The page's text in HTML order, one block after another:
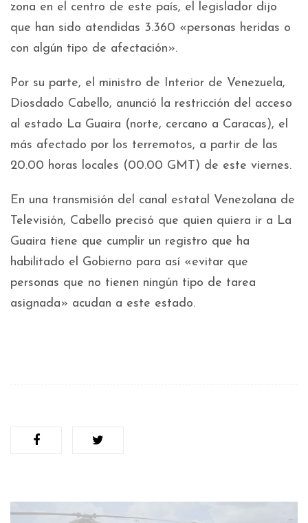
zona en el centro de este país, el legislador dijo
que han sido atendidas 3.360 «personas heridas o
con algún tipo de afectación».
Por su parte, el ministro de Interior de Venezuela,
Diosdado Cabello, anunció la restricción del acceso
al estado La Guaira (norte, cercano a Caracas), el
más afectado por los terremotos, a partir de las
20.00 horas locales (00.00 GMT) de este viernes.
En una transmisión del canal estatal Venezolana de
Televisión, Cabello precisó que quien quiera ir a La
Guaira tiene que cumplir un registro que ha
habilitado el Gobierno para así «evitar que
personas que no tienen ningún tipo de tarea
asignada» acudan a este estado.